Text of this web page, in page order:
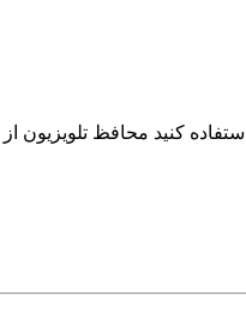
کنید محافظ تلویزیون